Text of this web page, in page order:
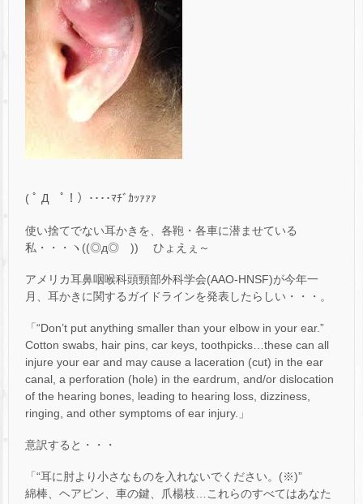
( ﾟ Д ﾟ！）････ﾏﾁﾞｶｯｧｧｧ
使い捨てでない耳かきを、各鞄・各車に潜ませている
私・・・ヽ((◎д◎ ))ゝ ひょえぇ～
アメリカ耳鼻咽喉科頭頸部外科学会(AAO-HNSF)が今年一
月、耳かきに関するガイドラインを発表したらしい・・・。
「“Don’t put anything smaller than your elbow in your ear.”
Cotton swabs, hair pins, car keys, toothpicks…these can all
injure your ear and may cause a laceration (cut) in the ear
canal, a perforation (hole) in the eardrum, and/or dislocation
of the hearing bones, leading to hearing loss, dizziness,
ringing, and other symptoms of ear injury.」
意訳すると・・・
「“耳に肘より小さなものを入れないでください。(※)”
綿棒、ヘアピン、車の鍵、爪楊枝…これらのすべてはあなた